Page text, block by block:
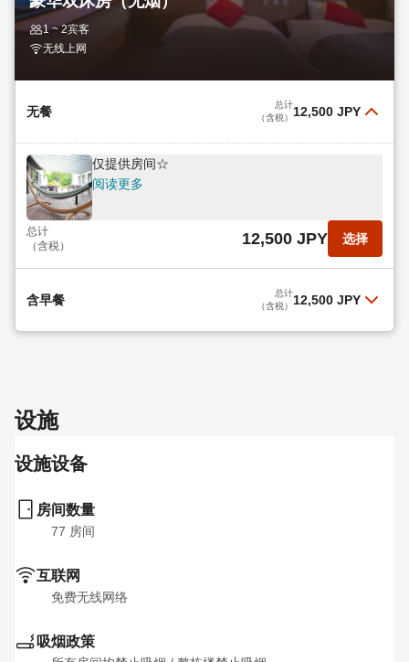
1 ~ 2宾客
无线上网
无餐
总计
（含税） 12,500 JPY
仅提供房间☆
阅读更多
总计
（含税）
12,500 JPY 选择
含早餐
总计
（含税） 12,500 JPY
总计
（含税）
设施
设施设备
房间数量
77 房间
互联网
免费无线网络
吸烟政策